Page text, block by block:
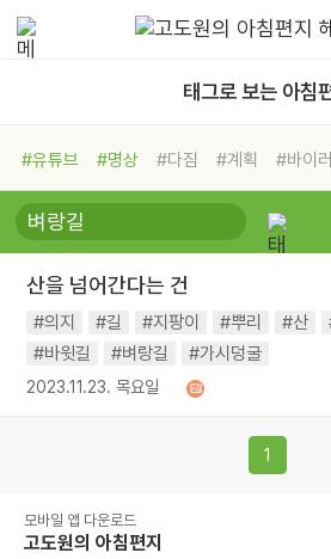
태그로 보는 아침
#유튜브 #명상 #다짐 #계획 #바이
#비전캠프
#독서캠프 #삶
#희망
#나눔 #친구 #링컨학교
#독서
#건강 #면역력
산을 넘어간다는 건
#의지 #길 #지팡이 #뿌리 #산
#바윗길
#벼랑길 #가시덩굴
2023.11.23. 목요일
1
모바일 앱 다운로드
고도원의 아침편지